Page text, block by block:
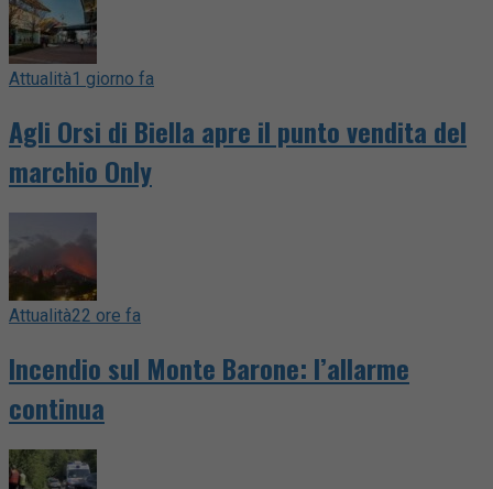
Attualità1 giorno fa
Agli Orsi di Biella apre il punto vendita del
marchio Only
Attualità22 ore fa
Incendio sul Monte Barone: l’allarme
continua